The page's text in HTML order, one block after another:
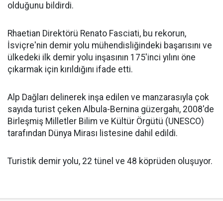
olduğunu bildirdi.
Rhaetian Direktörü Renato Fasciati, bu rekorun,
İsviçre'nin demir yolu mühendisliğindeki başarısını ve
ülkedeki ilk demir yolu inşasının 175'inci yılını öne
çıkarmak için kırıldığını ifade etti.
Alp Dağları delinerek inşa edilen ve manzarasıyla çok
sayıda turist çeken Albula-Bernina güzergahı, 2008'de
Birleşmiş Milletler Bilim ve Kültür Örgütü (UNESCO)
tarafından Dünya Mirası listesine dahil edildi.
Turistik demir yolu, 22 tünel ve 48 köprüden oluşuyor.